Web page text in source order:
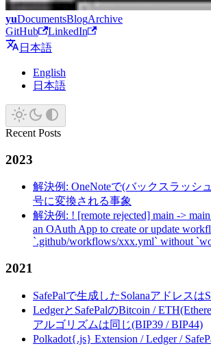
yuDocumentsBlogArchive
GitHub
LinkedIn
日本語
English
日本語
Recent Posts
2023
解決例: OneNoteで(バックスラッシ
号に変換される事象
解決例: ! [remote rejected] main ->
an OAuth App to create or update
`.github/workflows/xxx.yml` without
2021
SafePalで生成したSolanaアドレスは
LedgerとSafePalのBitcoin /
アルゴリズムは同じ(BIP39 / BIP44)
Polkadot{.js} Extension / Ledger /